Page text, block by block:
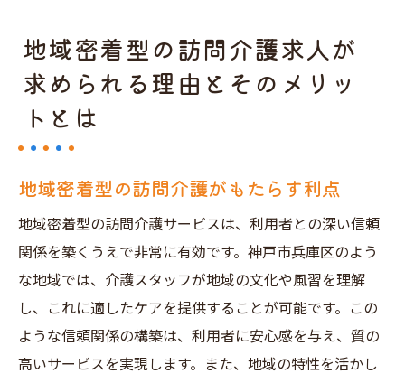
地域密着型の訪問介護求人が
求められる理由とそのメリッ
トとは
地域密着型の訪問介護がもたらす利点
地域密着型の訪問介護サービスは、利用者との深い信頼
関係を築くうえで非常に有効です。神戸市兵庫区のよう
な地域では、介護スタッフが地域の文化や風習を理解
し、これに適したケアを提供することが可能です。この
ような信頼関係の構築は、利用者に安心感を与え、質の
高いサービスを実現します。また、地域の特性を活かし